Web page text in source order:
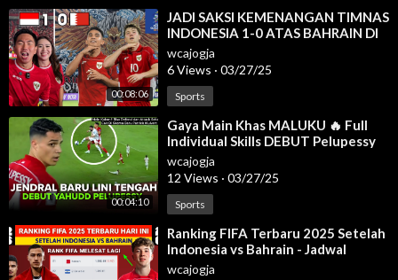
00:08:06
⁣JADI SAKSI KEMENANGAN TIMNAS
INDONESIA 1-0 ATAS BAHRAIN DI
GBK 🏆😱🇮🇩🔥 ASA KE PIALA
DUNIA MASIH ADA!💪🏻
wcajogja
6 Views · 03/27/25
Sports
00:04:10
⁣Gaya Main Khas MALUKU 🔥 Full
Individual Skills DEBUT Pelupessy
vs BAHRAIN Kualifikasi Piala Dunia
wcajogja
12 Views · 03/27/25
Sports
⁣Ranking FIFA Terbaru 2025 Setelah
Indonesia vs Bahrain - Jadwal
Timnas Indonesia
wcajogja